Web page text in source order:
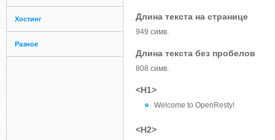
Хостинг
Разное
Длина текста на странице
949 симв.
Длина текста без пробелов
808 симв.
<H1>
Welcome to OpenResty!
<H2>